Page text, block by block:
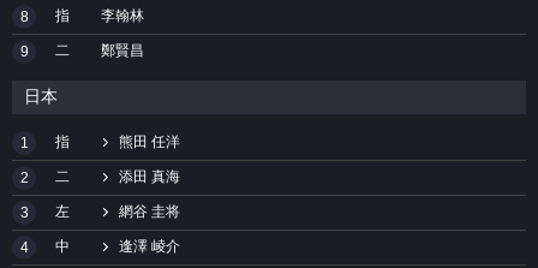
8 指 李翰林
9 二 鄭賢昌
日本
1 指 熊田 任洋
2 二 添田 真海
3 左 網谷 圭将
4 中 逢澤 崚介